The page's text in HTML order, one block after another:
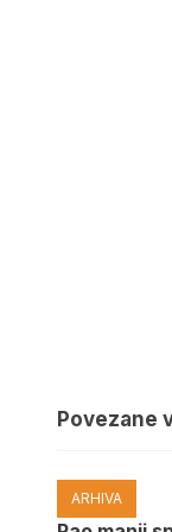
Povezane
ARHIVA